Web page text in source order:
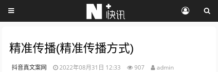
精准传播(精准传播方式)
抖音真文案网 2022年08月31日 12:33 907 admin